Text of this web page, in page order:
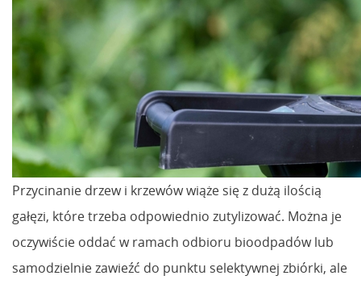
Przycinanie drzew i krzewów wiąże się z dużą ilością
gałęzi, które trzeba odpowiednio zutylizować. Można je
oczywiście oddać w ramach odbioru bioodpadów lub
samodzielnie zawieźć do punktu selektywnej zbiórki, ale